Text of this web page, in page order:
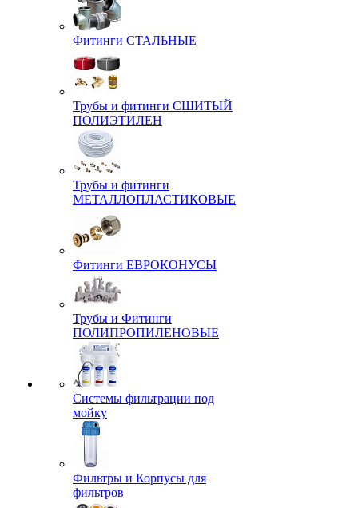
Фитинги СТАЛЬНЫЕ
Трубы и фитинги СШИТЫЙ
ПОЛИЭТИЛЕН
Трубы и фитинги
МЕТАЛЛОПЛАСТИКОВЫЕ
Фитинги ЕВРОКОНУСЫ
Трубы и Фитинги
ПОЛИПРОПИЛЕНОВЫЕ
Системы фильтрации под
мойку
Фильтры и Корпусы для
фильтров